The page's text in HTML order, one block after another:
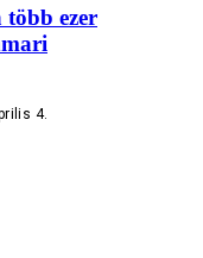
ezer
4.